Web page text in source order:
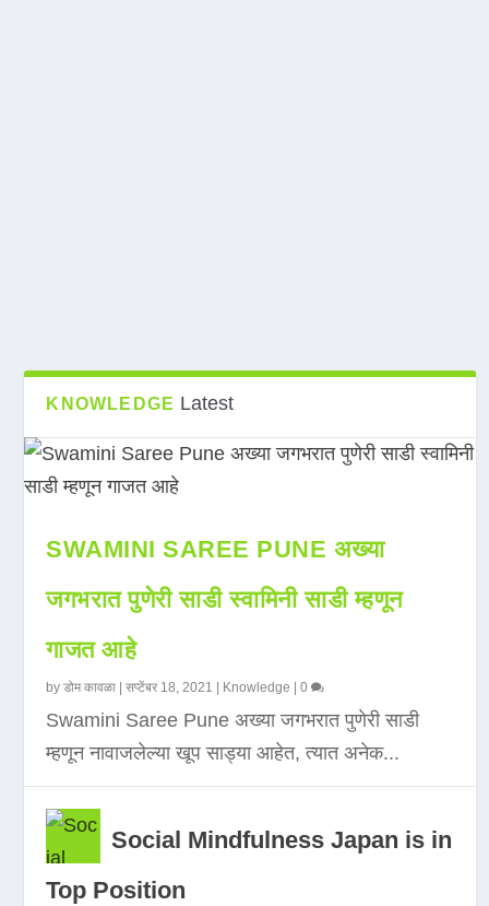
KNOWLEDGE Latest
SWAMINI SAREE PUNE अख्या
जगभरात पुणेरी साडी स्वामिनी साडी म्हणून
गाजत आहे
byडोम कावळा |सप्टेंबर 18, 2021 Knowledge |0
Swamini Saree Pune अख्या जगभरात पुणेरी साडी
म्हणून नावाजलेल्या खूप साड्या आहेत, त्यात अनेक...
Social Mindfulness Japan is in
Top Position